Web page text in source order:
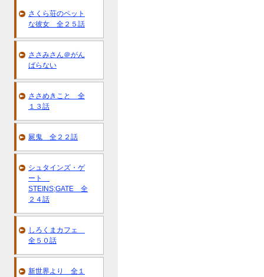
さくら荘のペット
な彼女 全２５話
ささみさん＠がん
ばらない
ささめきこと 全
１３話
屍鬼 全２２話
シュタインズ・ゲ
ート
STEINS;GATE 全
２４話
しろくまカフェ
全５０話
新世界より 全１